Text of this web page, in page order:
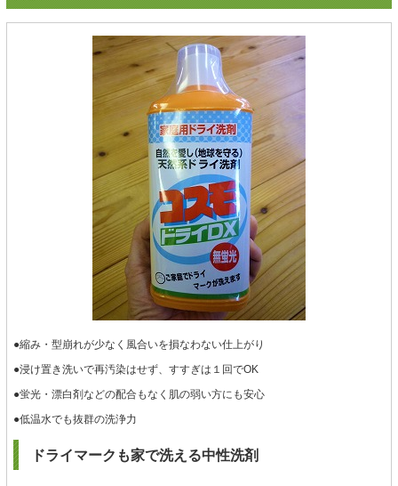
●縮み・型崩れが少なく風合いを損なわない仕上がり
●浸け置き洗いで再汚染はせず、すすぎは１回でOK
●蛍光・漂白剤などの配合もなく肌の弱い方にも安心
●低温水でも抜群の洗浄力
ドライマークも家で洗える中性洗剤